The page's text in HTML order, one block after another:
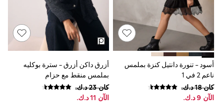
Polo Shirts
Shop all
Shoes
Coats & Jackets
Polo Shirts
Blue
Black
Grey
أسود - تنورة دانتيل كنزة بملمس
ناعم 2 في 1
كان ‏18 د.ك.‏
الآن ‏9 د.ك.‏
أزرق داكن أزرق - سترة بوكليه
بملمس منقط مع حزام
كان ‏23 د.ك.‏
الآن ‏11 د.ك.‏